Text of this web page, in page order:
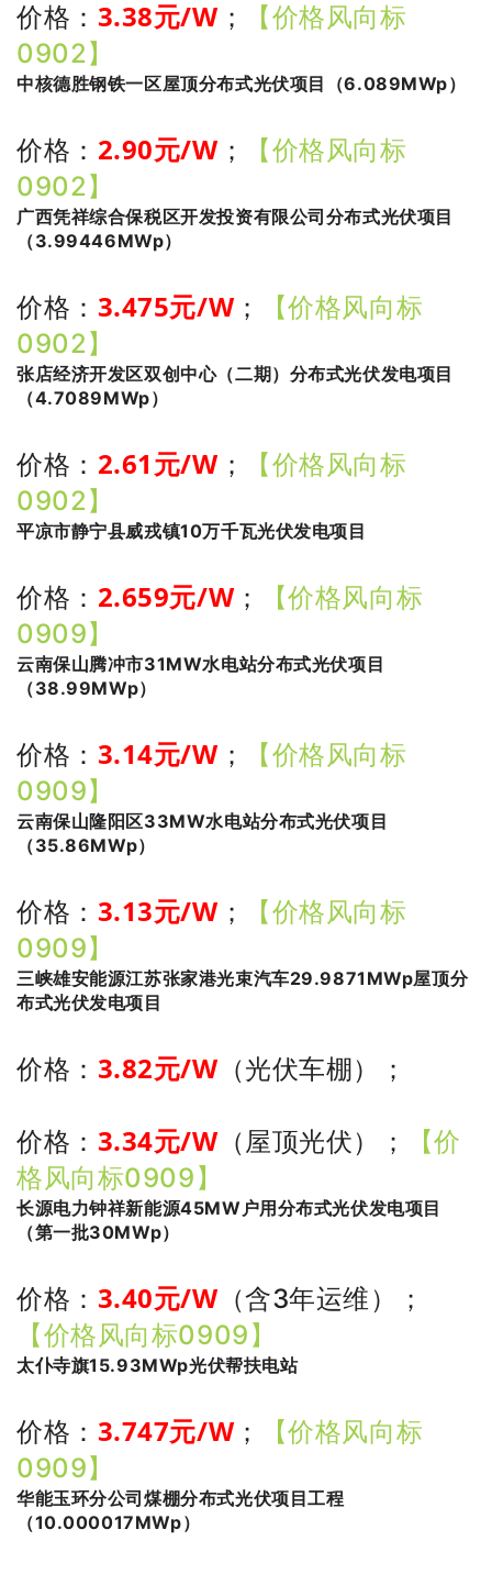
价格： 3.38元/W ；
【价格风向标
0902】
中核德胜钢铁一区屋顶分布式光伏项目（6.089MWp）
价格： 2.90元/W ；
【价格风向标
0902】
广西凭祥综合保税区开发投资有限公司分布式光伏项目
（3.99446MWp）
价格： 3.475元/W ；
【价格风向标
0902】
张店经济开发区双创中心（二期）分布式光伏发电项目
（4.7089MWp）
价格： 2.61元/W ；
【价格风向标
0902】
平凉市静宁县威戎镇10万千瓦光伏发电项目
价格： 2.659元/W ；
【价格风向标
0909】
云南保山腾冲市31MW水电站分布式光伏项目
（38.99MWp）
价格： 3.14元/W ；
【价格风向标
0909】
云南保山隆阳区33MW水电站分布式光伏项目
（35.86MWp）
价格： 3.13元/W ；
【价格风向标
0909】
三峡雄安能源江苏张家港光束汽车29.9871MWp屋顶分
布式光伏发电项目
价格： 3.82元/W （光伏车棚） ；
价格： 3.34元/W （屋顶光伏） ；
【价
格风向标0909】
长源电力钟祥新能源45MW户用分布式光伏发电项目
（第一批30MWp）
价格： 3.40元/W （含3年运维）
；
【价格风向标0909】
太仆寺旗15.93MWp光伏帮扶电站
价格： 3.747元/W ；
【价格风向标
0909】
华能玉环分公司煤棚分布式光伏项目工程
（10.000017MWp）